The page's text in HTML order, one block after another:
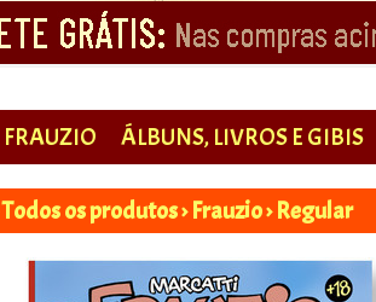
FRAUZIO ÁLBUNS, LIVROS E GIBIS
Todos os produtos› Frauzio› Regular